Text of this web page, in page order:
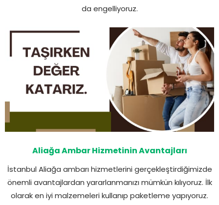
da engelliyoruz.
Aliağa Ambar Hizmetinin Avantajları
İstanbul Aliağa ambarı hizmetlerini gerçekleştirdiğimizde
önemli avantajlardan yararlanmanızı mümkün kılıyoruz. İlk
olarak en iyi malzemeleri kullanıp paketleme yapıyoruz.